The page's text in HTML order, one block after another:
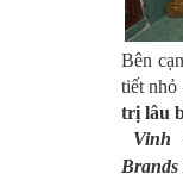
Bên
tiết nhỏ
trị lâu
Vinh
Brands